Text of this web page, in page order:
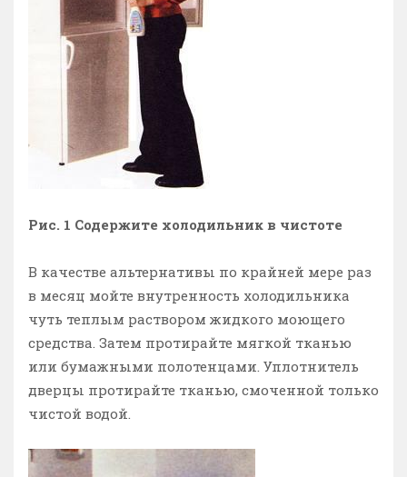
Рис. 1 Содержите холодильник в чистоте
В качестве альтернативы по крайней мере раз
в месяц мойте внутренность холодильника
чуть теплым раствором жидкого моющего
средства. Затем протирайте мягкой тканью
или бумажными полотенцами. Уплотнитель
дверцы протирайте тканью, смоченной только
чистой водой.